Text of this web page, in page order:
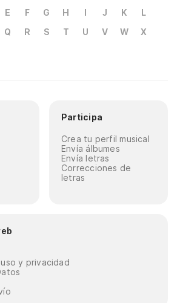
E F G H I J K
L
Q R S T U V W
X
Participa
Crea tu perfil musical
Envía álbumes
Envía letras
Correcciones de
letras
y privacidad